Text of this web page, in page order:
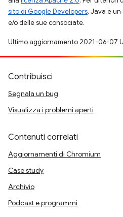
sito di Google Developers. Java è
e/o delle sue consociate.
Ultimo aggiornamento 2021-06-07
Contribuisci
Segnala un bug
Visualizza i problemi aperti
Contenuti correlati
Aggiornamenti di Chromium
Case study
Archivio
Podcast e programmi